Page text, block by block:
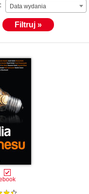
Data wydania
Filtruj »